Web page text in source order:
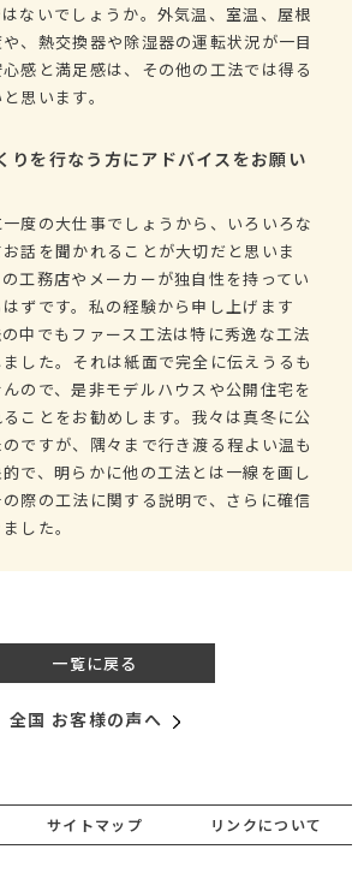
ないでしょうか。外気温、室温、屋根
、熱交換器や除湿器の運転状況が一目
感と満足感は、その他の工法では得る
思います。
りを行なう方にアドバイスをお願い
度の大仕事でしょうから、いろいろな
話を聞かれることが大切だと思いま
工務店やメーカーが独自性を持ってい
ずです。私の経験から申し上げます
中でもファース工法は特に秀逸な工法
した。それは紙面で完全に伝えうるも
ので、是非モデルハウスや公開住宅を
ことをお勧めします。我々は真冬に公
ですが、隅々まで行き渡る程よい温も
で、明らかに他の工法とは一線を画し
際の工法に関する説明で、さらに確信
した。
一覧に戻る
全国 お客様の声へ
サイトマップ リンクについて